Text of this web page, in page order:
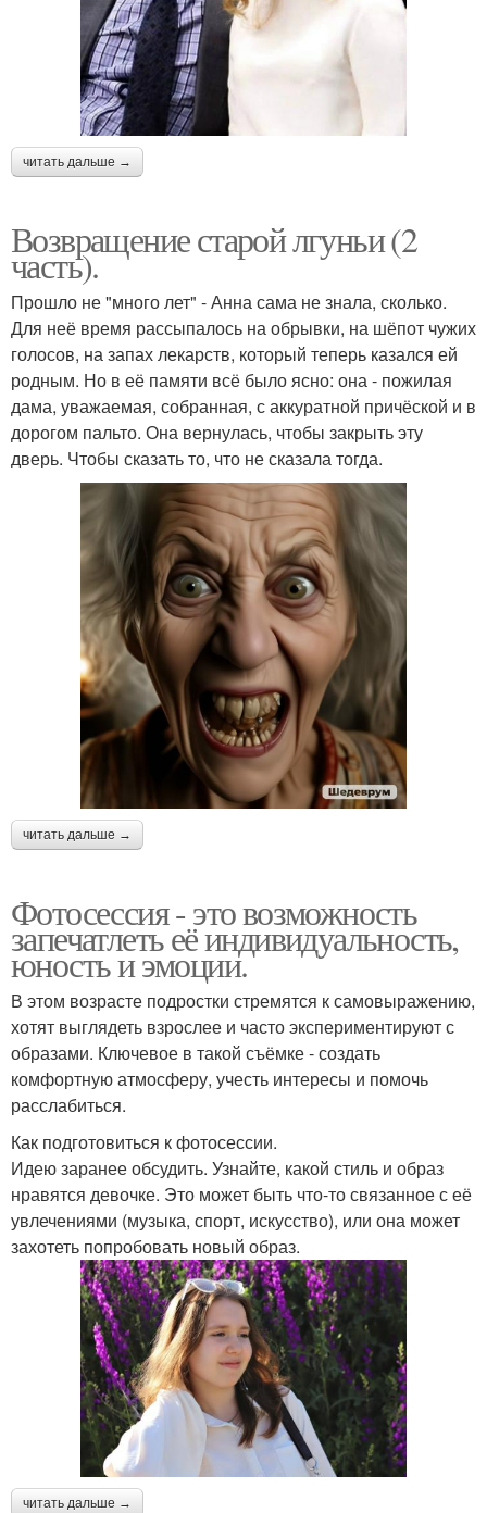
читать дальше →
Возвращение старой лгуньи (2
часть).
Прошло не "много лет" - Анна сама не знала, сколько.
Для неё время рассыпалось на обрывки, на шёпот чужих
голосов, на запах лекарств, который теперь казался ей
родным. Но в её памяти всё было ясно: она - пожилая
дама, уважаемая, собранная, с аккуратной причёской и в
дорогом пальто. Она вернулась, чтобы закрыть эту
дверь. Чтобы сказать то, что не сказала тогда.
читать дальше →
Фотосессия - это возможность
запечатлеть её индивидуальность,
юность и эмоции.
В этом возрасте подростки стремятся к самовыражению,
хотят выглядеть взрослее и часто экспериментируют с
образами. Ключевое в такой съёмке - создать
комфортную атмосферу, учесть интересы и помочь
расслабиться.
Как подготовиться к фотосессии.
Идею заранее обсудить. Узнайте, какой стиль и образ
нравятся девочке. Это может быть что-то связанное с её
увлечениями (музыка, спорт, искусство), или она может
захотеть попробовать новый образ.
читать дальше →